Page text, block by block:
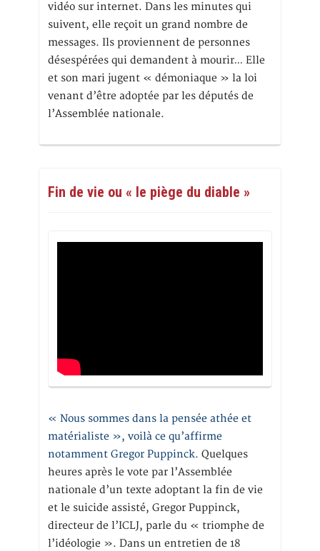
vidéo sur internet. Dans les minutes qui
suivent, elle reçoit un grand nombre de
messages. Ils proviennent de personnes
désespérées qui demandent à mourir… Elle
et son mari jugent « démoniaque » la loi
venant d’être adoptée par les députés de
l’Assemblée nationale.
Fin de vie ou « le piège du diable »
« Nous sommes dans la pensée athée et
matérialiste », voilà ce qu’affirme
notamment Gregor Puppinck. Quelques
heures après le vote par l’Assemblée
nationale d’un texte adoptant la fin de vie
et le suicide assisté, Gregor Puppinck,
directeur de l’ICLJ, parle du « triomphe de
l’idéologie ». Dans un entretien de 18